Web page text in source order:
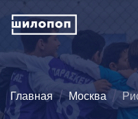
Главная Москва